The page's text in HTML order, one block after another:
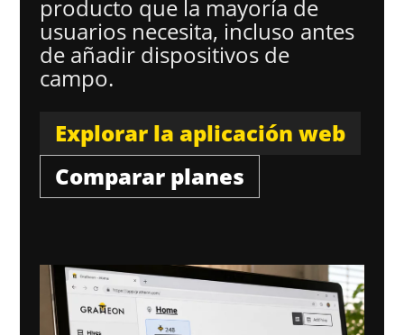
producto que la mayoría de
usuarios necesita, incluso antes
de añadir dispositivos de
campo.
Explorar la aplicación web
Comparar planes